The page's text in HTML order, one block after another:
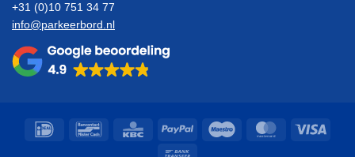
+31 (0)10 751 34 77
info@parkeerbord.nl
IDeal Bancontact KBC PayPal Maestro MasterCard